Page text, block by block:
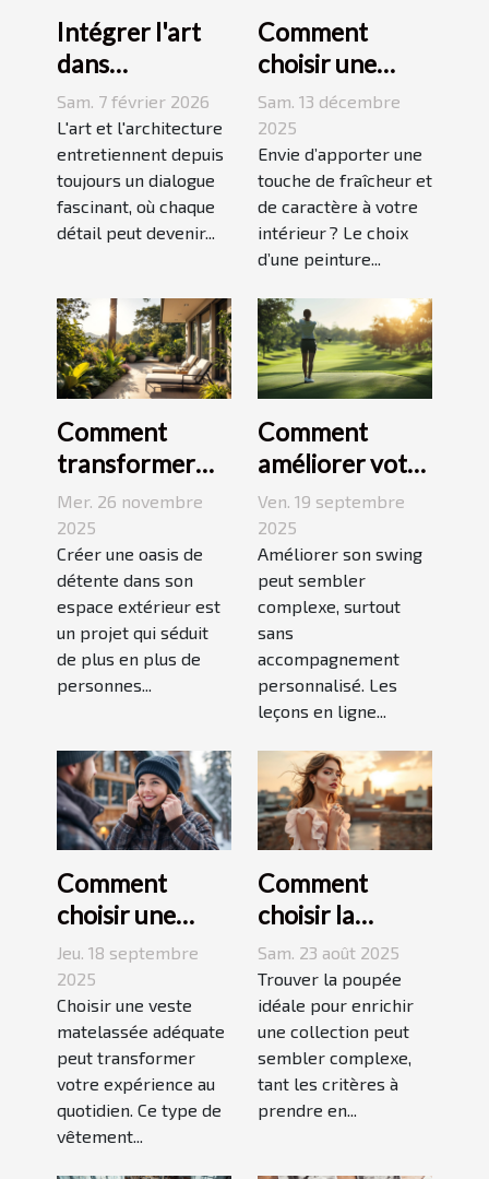
Intégrer l'art
dans
l'architecture :
escaliers
comme moyen
d'expression
Sam. 7 février 2026
L'art et l'architecture
entretiennent depuis
toujours un dialogue
fascinant, où chaque
détail peut devenir...
Comment
choisir une
peinture
moderne pour
dynamiser
votre espace ?
Sam. 13 décembre
2025
Envie d’apporter une
touche de fraîcheur et
de caractère à votre
intérieur ? Le choix
d’une peinture...
Comment
transformer
votre espace
extérieur en
oasis de
détente ?
Mer. 26 novembre
2025
Créer une oasis de
détente dans son
espace extérieur est
un projet qui séduit
de plus en plus de
personnes...
Comment
améliorer votre
swing avec des
leçons en ligne
Ven. 19 septembre
2025
Améliorer son swing
peut sembler
complexe, surtout
sans
accompagnement
personnalisé. Les
leçons en ligne...
Comment
choisir une
veste
matelassée
adaptée à votre
style de vie ?
Jeu. 18 septembre
2025
Choisir une veste
matelassée adéquate
peut transformer
votre expérience au
quotidien. Ce type de
vêtement...
Comment
choisir la
poupée
parfaite pour
votre collection
unique ?
Sam. 23 août 2025
Trouver la poupée
idéale pour enrichir
une collection peut
sembler complexe,
tant les critères à
prendre en...